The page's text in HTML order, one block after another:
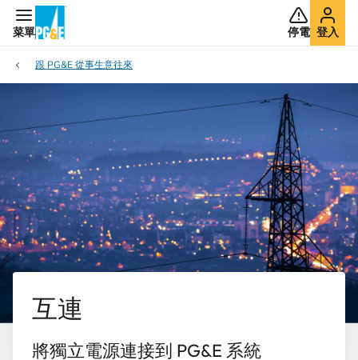
菜單 停電 登入
跟 PG&E 從事生意往來
互連
將獨立電源連接到 PG&E 系統